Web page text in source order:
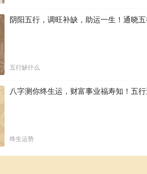
阴阳五行，调旺补缺，助运一生！通晓
五行缺什么
八字测你终生运，财富事业福寿知！五
终生运势